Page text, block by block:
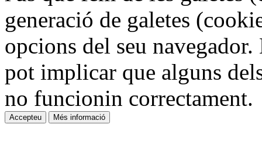
generació de galetes
opcions del seu
pot implicar que alguns
no funcionin correctament.